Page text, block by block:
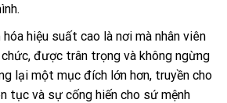
hiệu suất cao là nơi mà nhân viên
được trân trọng và không ngừng
lại một mục đích lớn hơn, truyền cho
tục và sự cống hiến cho sứ mệnh